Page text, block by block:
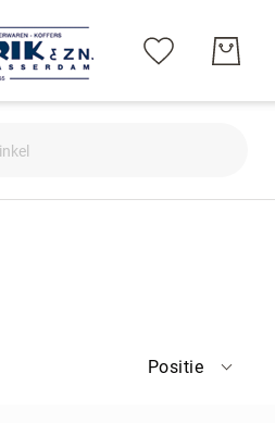
Positie